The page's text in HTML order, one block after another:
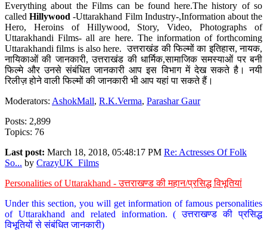
Everything about the Films can be found here.The history of so
calledHillywood-Uttarakhand Film Industry-,Information about the
Hero, Heroins of Hillywood, Story, Video, Photographs of
Uttarakhandi Films- all are here. The information of forthcoming
Uttarakhandi films is also here. उत्तराखंड की फिल्मों का इतिहास, नायक,
नायिकाओं की जानकारी, उत्तराखंड की धार्मिक,सामाजिक समस्याओं पर बनी
फिल्मे और उनसे संबंधित जानकारी आप इस विभाग में देख सकते है। नयी
रिलीज़ होने वाली फिल्मों की जानकारी भी आप यहां पा सकते हैं।
Moderators: AshokMall, R.K.Verma, Parashar Gaur
Posts: 2,899
Topics: 76
Last post: March 18, 2018, 05:48:17 PM Re: Actresses Of Folk
So... by CrazyUK_Films
Personalities of Uttarakhand - उत्तराखण्ड की महान/प्रसिद्ध विभूतियां
Under this section, you will get information of famous personalities
of Uttarakhand and related information. ( उत्तराखण्ड की प्रसिद्ध
विभूतियों से संबंधित जानकारी)